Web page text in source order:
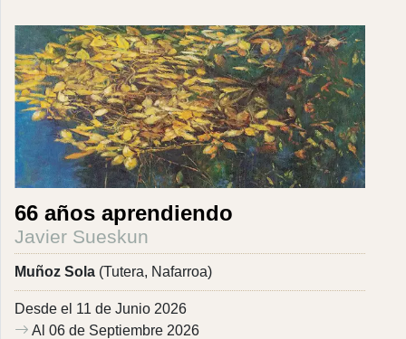
66 años aprendiendo
Javier Sueskun
Muñoz Sola (Tutera, Nafarroa)
Desde el 11 de Junio 2026
Al 06 de Septiembre 2026